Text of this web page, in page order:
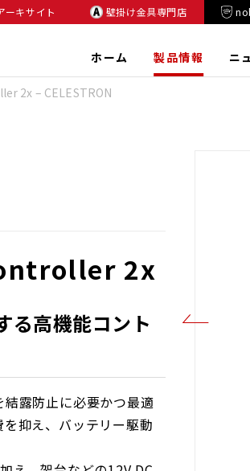
ーキサイト 壁掛け金具専門店
ホーム 製品情報 ニ
2x – CELESTRON
2x
る高機能コント
露防止に必要かつ最適
抑え、バッテリー駆動